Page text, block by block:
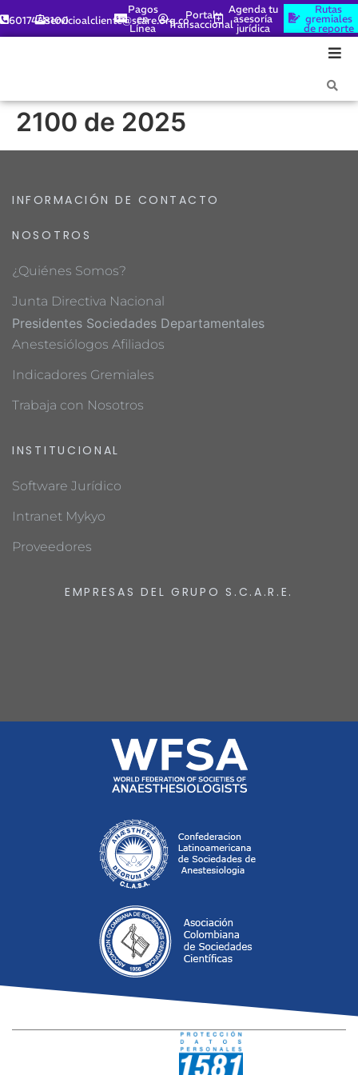
6017448100servicioalcliente@scare.org.co
Pagos
en
Línea
Portal
Transaccional
Agenda tu
asesoría
jurídica
Rutas
gremiales
de reporte
2100 de 2025
INFORMACIÓN DE CONTACTO
NOSOTROS
¿Quiénes Somos?
Junta Directiva Nacional
Presidentes Sociedades Departamentales
Anestesiólogos Afiliados
Indicadores Gremiales
Trabaja con Nosotros
INSTITUCIONAL
Software Jurídico
Intranet Mykyo
Proveedores
EMPRESAS DEL GRUPO S.C.A.R.E.